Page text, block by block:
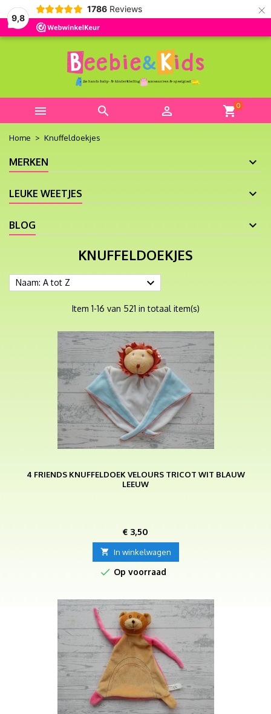
9,8
1786 Reviews ×
   shopping_cart0
Home Knuffeldoekjes
MERKEN
LEUKE WEETJES
BLOG
KNUFFELDOEKJES
Naam: A tot Z 
Item 1-16 van 521 in totaal item(s)
4 FRIENDS KNUFFELDOEK VELOURS TRICOT WIT BLAUW
LEEUW
Prijs
€ 3,50
 In winkelwagen
 Op voorraad